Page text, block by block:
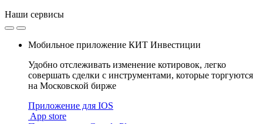
Наши сервисы
Мобильное приложение КИТ Инвестиции
Удобно отслеживать изменение котировок, легко
совершать сделки с инструментами, которые торгуются
на Московской бирже
Приложение для IOS
App store